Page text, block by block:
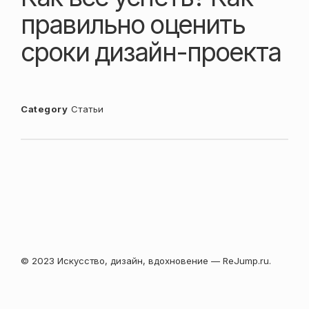
правильно оценить
сроки дизайн-проекта
Category Статьи
© 2023 Искусство, дизайн, вдохновение — ReJump.ru.